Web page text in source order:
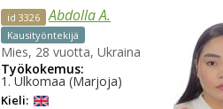
id 3326 Abdolla A.
Kausityöntekijä
Mies, 28 vuotta, Ukraina
Työkokemus:
1. Ulkomaa (Marjoja)
Kieli: